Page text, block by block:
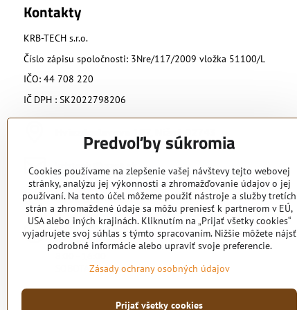
Kontakty
KRB-TECH s.r.o.
Číslo zápisu spoločnosti: 3Nre/117/2009 vložka 51100/L
IČO: 44 708 220
IČ DPH : SK2022798206
Hviezdoslavova 197, Nižná 02743
krbtech​@azet​.sk
0902 818 424
Otváracie hodiny
PO - PIA
SOBOTA podľa dohody
Predvoľby súkromia
Cookies používame na zlepšenie vašej návštevy tejto webovej
stránky, analýzu jej výkonnosti a zhromažďovanie údajov o jej
používaní. Na tento účel môžeme použiť nástroje a služby tretích
strán a zhromaždené údaje sa môžu preniesť k partnerom v EÚ,
USA alebo iných krajinách. Kliknutím na „Prijať všetky cookies“
vyjadrujete svoj súhlas s týmto spracovaním. Nižšie môžete nájsť
podrobné informácie alebo upraviť svoje preferencie.
Zásady ochrany osobných údajov
Prijať všetky cookies